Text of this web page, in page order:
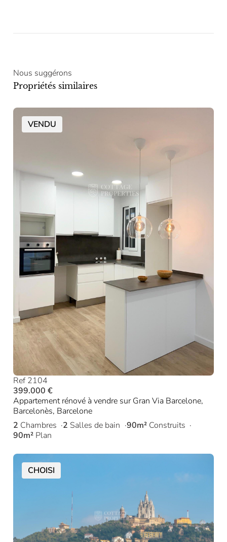
Nous suggérons
Propriétés similaires
VENDU
Ref 2104
399.000 €
Appartement rénové à vendre sur Gran Via Barcelone,
Barcelonès, Barcelone
2 Chambres 2 Salles de bain 90m² Construits
90m² Plan
CHOISI